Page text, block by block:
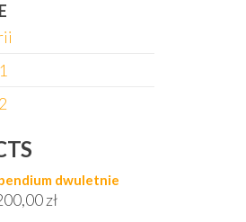
dwuletnie
zł